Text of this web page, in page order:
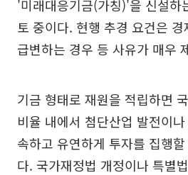
'미래대응기금(가칭)'을 신설하
토 중이다. 현행 추경 요건은
급변하는 경우 등 사유가 매우
기금 형태로 재원을 적립하면
비율 내에서 첨단산업 발전이
속하고 유연하게 투자를 집행
다. 국가재정법 개정이나 특별